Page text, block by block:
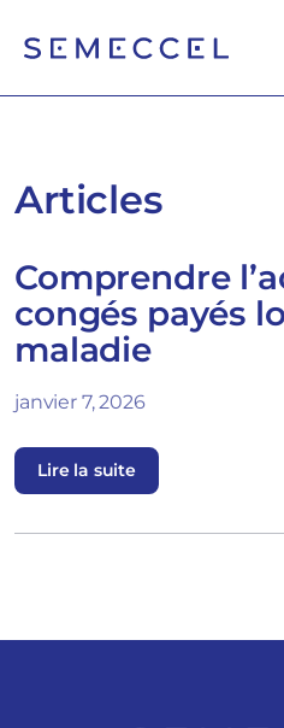
Articles
Comprendre
congés payés
maladie
janvier 7, 2026
Lire la suite